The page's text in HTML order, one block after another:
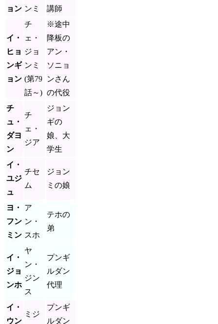
ョン ンミ
講師
イ・
ヒョ
ンギ
ョン
チ
ェ・
ジョ
ンミ
(第79
話～)
※途中
降板の
アン・
ソニョ
ンさん
の代役
チ
ュ・
ダヨ
ン
チ
ェ・
ジア
ジョン
ギの
娘、大
学生
イ・
ユジ
ュ
チセ
ム
ジョン
ミの娘
ヨ・
フン
ミン
ア
ン・
スホ
テホの
弟
イ・
ジョ
ンホ
ヤ
ン・
ジン
ス
プンギ
ルダン
代理
イ・
ウン
ミジ
プンギ
ルダン